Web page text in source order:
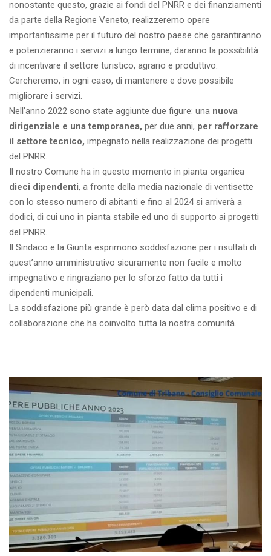
nonostante questo, grazie ai fondi del PNRR e dei finanziamenti
da parte della Regione Veneto, realizzeremo opere
importantissime per il futuro del nostro paese che garantiranno
e potenzieranno i servizi a lungo termine, daranno la possibilità
di incentivare il settore turistico, agrario e produttivo.
Cercheremo, in ogni caso, di mantenere e dove possibile
migliorare i servizi.
Nell’anno 2022 sono state aggiunte due figure: una nuova
dirigenziale e una temporanea, per due anni, per rafforzare
il settore tecnico, impegnato nella realizzazione dei progetti
del PNRR.
Il nostro Comune ha in questo momento in pianta organica
dieci dipendenti, a fronte della media nazionale di ventisette
con lo stesso numero di abitanti e fino al 2024 si arriverà a
dodici, di cui uno in pianta stabile ed uno di supporto ai progetti
del PNRR.
Il Sindaco e la Giunta esprimono soddisfazione per i risultati di
quest’anno amministrativo sicuramente non facile e molto
impegnativo e ringraziano per lo sforzo fatto da tutti i
dipendenti municipali.
La soddisfazione più grande è però data dal clima positivo e di
collaborazione che ha coinvolto tutta la nostra comunità.